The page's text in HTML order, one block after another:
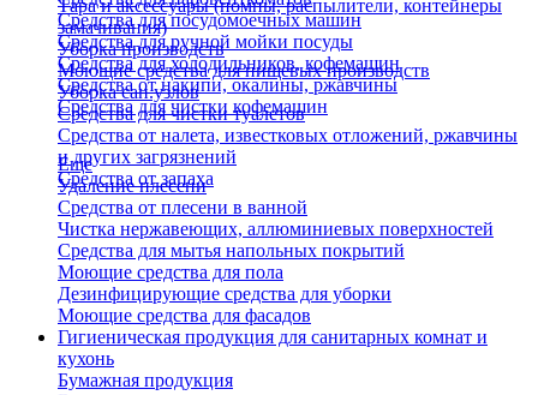
Средства для посудомоечных машин
Средства для ручной мойки посуды
Средства для холодильников, кофемашин
Средства от накипи, окалины, ржавчины
Средства для чистки кофемашин
Тара и аксессуары (помпы, распылители, контейнеры
замачивания)
Уборка производств
Моющие средства для пищевых производств
Уборка сан.узлов
Средства для чистки туалетов
Средства от налета, известковых отложений, ржавчины
и других загрязнений
Средства от запаха
Еще
Удаление плесени
Средства от плесени в ванной
Чистка нержавеющих, аллюминиевых поверхностей
Средства для мытья напольных покрытий
Моющие средства для пола
Дезинфицирующие средства для уборки
Моющие средства для фасадов
Гигиеническая продукция для санитарных комнат и
кухонь
Бумажная продукция